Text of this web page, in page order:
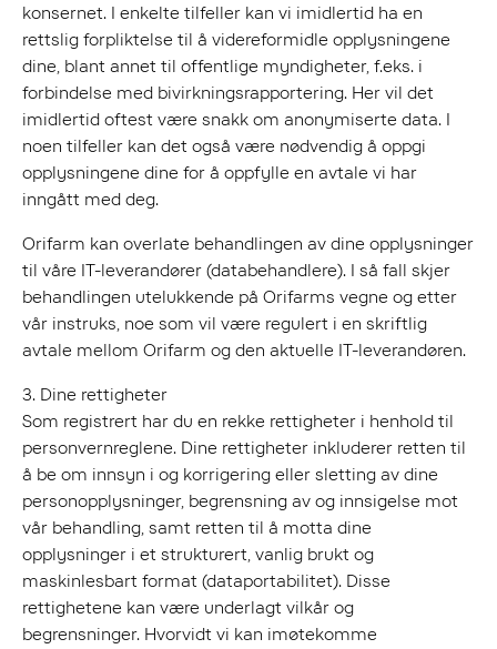
konsernet. I enkelte tilfeller kan vi imidlertid ha en
rettslig forpliktelse til å videreformidle opplysningene
dine, blant annet til offentlige myndigheter, f.eks. i
forbindelse med bivirkningsrapportering. Her vil det
imidlertid oftest være snakk om anonymiserte data. I
noen tilfeller kan det også være nødvendig å oppgi
opplysningene dine for å oppfylle en avtale vi har
inngått med deg.
Orifarm kan overlate behandlingen av dine opplysninger
til våre IT-leverandører (databehandlere). I så fall skjer
behandlingen utelukkende på Orifarms vegne og etter
vår instruks, noe som vil være regulert i en skriftlig
avtale mellom Orifarm og den aktuelle IT-leverandøren.
3. Dine rettigheter
Som registrert har du en rekke rettigheter i henhold til
personvernreglene. Dine rettigheter inkluderer retten til
å be om innsyn i og korrigering eller sletting av dine
personopplysninger, begrensning av og innsigelse mot
vår behandling, samt retten til å motta dine
opplysninger i et strukturert, vanlig brukt og
maskinlesbart format (dataportabilitet). Disse
rettighetene kan være underlagt vilkår og
begrensninger. Hvorvidt vi kan imøtekomme